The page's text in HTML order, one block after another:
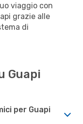
viaggio con
grazie alle
di
Guapi
per Guapi